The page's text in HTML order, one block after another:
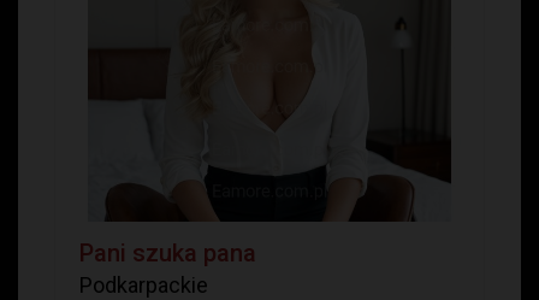
Pani szuka pana
Podkarpackie